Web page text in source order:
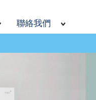
聯絡我們